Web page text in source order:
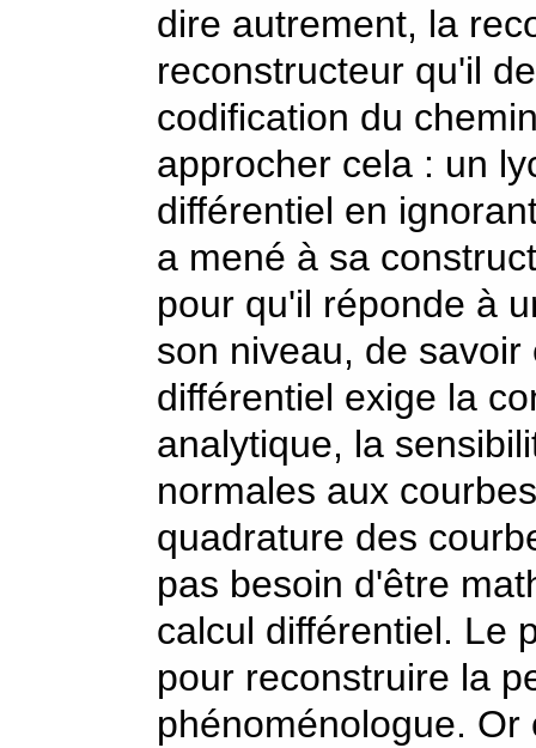
dire autrement, la
reconstructeur qu'il
codification du
approcher cela : un
différentiel en
a mené à sa
pour qu'il réponde à
son niveau, de
différentiel exige la
analytique, la
normales aux
quadrature des
pas besoin d'être
calcul différentiel. Le
pour reconstruire la
phénoménologue.